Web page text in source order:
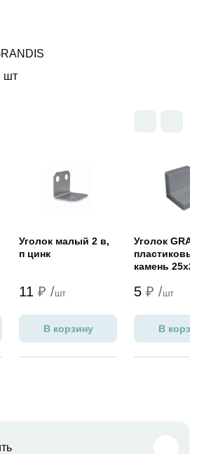
шт
Уголок малый 2 в,
п цинк
11 ₽ /шт
В корзину
Уголок
пластиковый
камень 25х25
5 ₽ /шт
В